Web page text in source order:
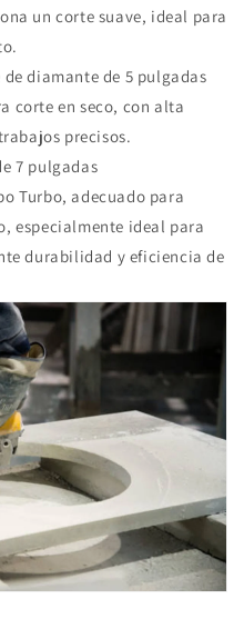
un corte suave, ideal para
de diamante de 5 pulgadas
corte en seco, con alta
precisos.
7 pulgadas
Turbo, adecuado para
especialmente ideal para
durabilidad y eficiencia de